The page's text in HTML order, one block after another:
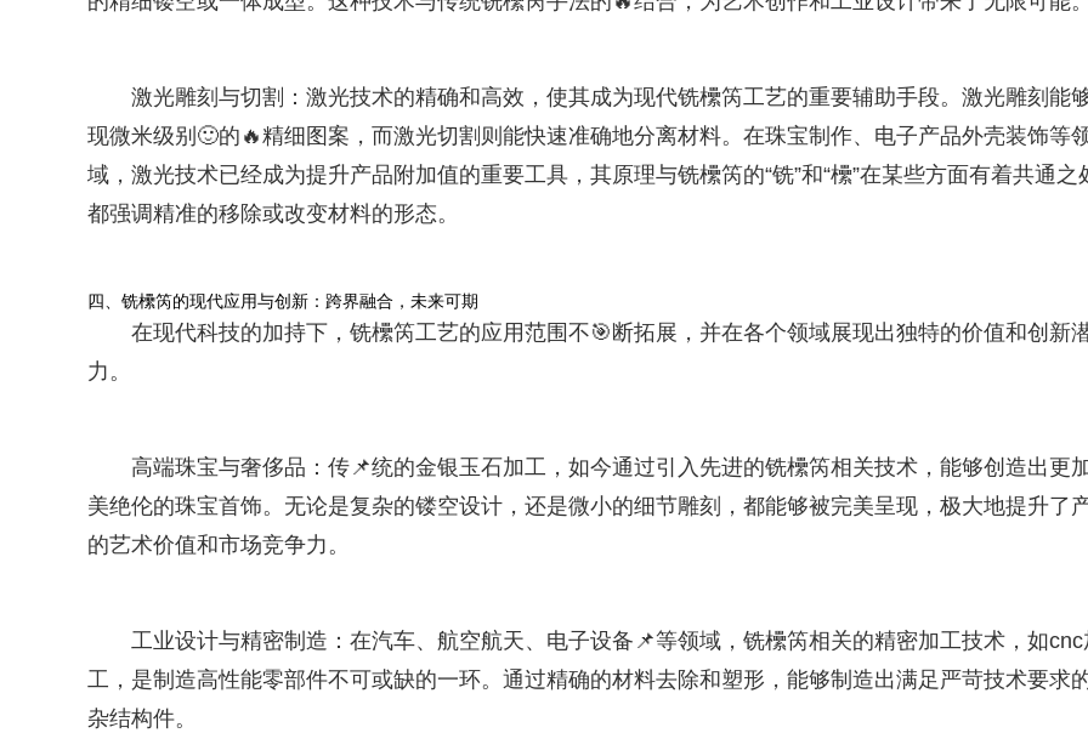
激光雕刻与切割：激光技术的精确和高效，使其成为现代铣欙笍工艺的重要辅助手段。激光雕刻能
现微米级别🙂的🔥精细图案，而激光切割则能快速准确地分离材料。在珠宝制作、电子产品外壳装饰等
域，激光技术已经成为提升产品附加值的重要工具，其原理与铣欙笍的“铣”和“欙”在某些方面有着共通之
都强调精准的移除或改变材料的形态。
四、铣欙笍的现代应用与创新：跨界融合，未来可期
在现代科技的加持下，铣欙笍工艺的应用范围不🎯断拓展，并在各个领域展现出独特的价值和创新
力。
高端珠宝与奢侈品：传📌统的金银玉石加工，如今通过引入先进的铣欙笍相关技术，能够创造出更
美绝伦的珠宝首饰。无论是复杂的镂空设计，还是微小的细节雕刻，都能够被完美呈现，极大地提升了
的艺术价值和市场竞争力。
工业设计与精密制造：在汽车、航空航天、电子设备📌等领域，铣欙笍相关的精密加工技术，如cnc
工，是制造高性能零部件不可或缺的一环。通过精确的材料去除和塑形，能够制造出满足严苛技术要求
杂结构件。